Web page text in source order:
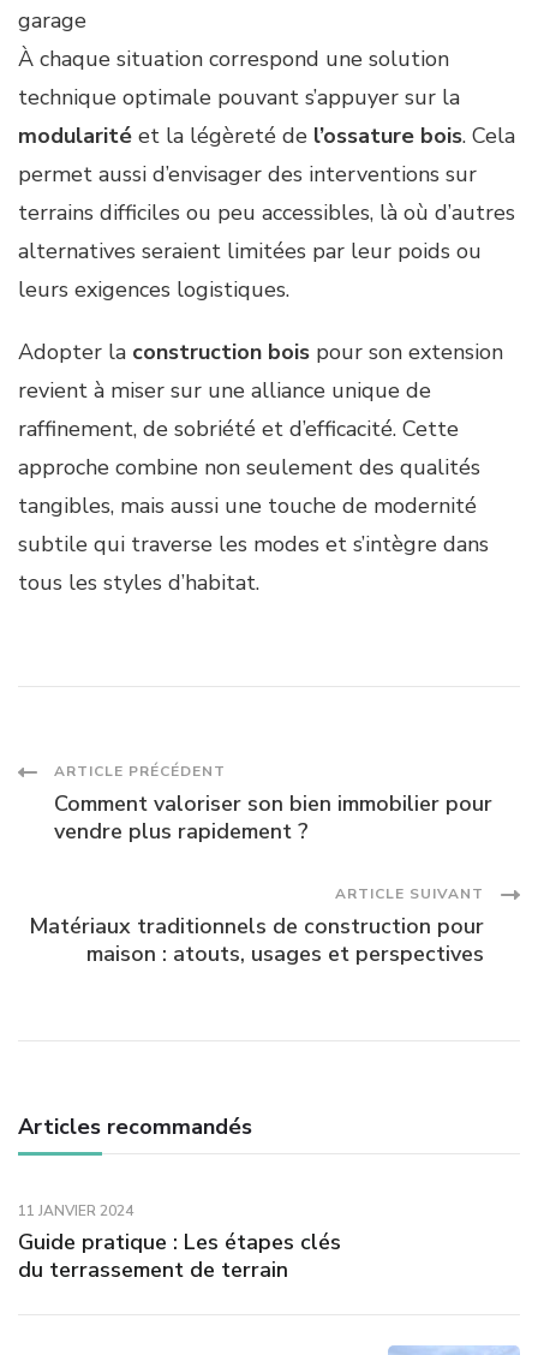
garage
À chaque situation correspond une solution
technique optimale pouvant s’appuyer sur la
modularité et la légèreté de l’ossature bois. Cela
permet aussi d’envisager des interventions sur
terrains difficiles ou peu accessibles, là où d’autres
alternatives seraient limitées par leur poids ou
leurs exigences logistiques.
Adopter la construction bois pour son extension
revient à miser sur une alliance unique de
raffinement, de sobriété et d’efficacité. Cette
approche combine non seulement des qualités
tangibles, mais aussi une touche de modernité
subtile qui traverse les modes et s’intègre dans
tous les styles d’habitat.
Navigation
des
articles
ARTICLE PRÉCÉDENT
Comment valoriser son bien immobilier pour
vendre plus rapidement ?
ARTICLE SUIVANT
Matériaux traditionnels de construction pour
maison : atouts, usages et perspectives
Articles recommandés
11 JANVIER 2024
Guide pratique : Les étapes clés
du terrassement de terrain